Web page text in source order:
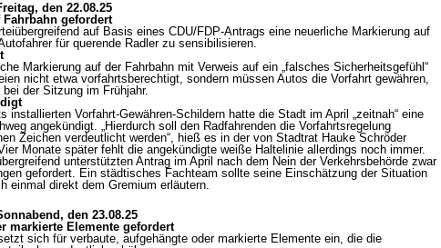
den 22.08.25
gefordert
auf Basis eines CDU/FDP-Antrags eine neuerliche Markierung auf
für querende Radler zu sensibilisieren.
Markierung auf der Fahrbahn mit Verweis auf ein „falsches Sicherheitsgefühl“
nicht etwa vorfahrtsberechtigt, sondern müssen Autos die Vorfahrt gewähren,
der Sitzung im Frühjahr.
installierten Vorfahrt-Gewähren-Schildern hatte die Stadt im April „zeitnah“ eine
angekündigt. „Hierdurch soll den Radfahrenden die Vorfahrtsregelung
Zeichen verdeutlicht werden“, hieß es in der von Stadtrat Hauke Schröder
Monate später fehlt die angekündigte weiße Haltelinie allerdings noch immer.
unterstützten Antrag im April nach dem Nein der Verkehrsbehörde zwar
gefordert. Ein städtisches Fachteam sollte seine Einschätzung der Situation
einmal direkt dem Gremium erläutern.
den 23.08.25
markierte Elemente gefordert
sich für verbaute, aufgehängte oder markierte Elemente ein, die die